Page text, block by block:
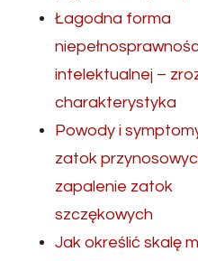
Łagodna forma
intelektualnej –
charakterystyka
Powody i
zatok
zapalenie zatok
szczękowych
Jak określić skalę